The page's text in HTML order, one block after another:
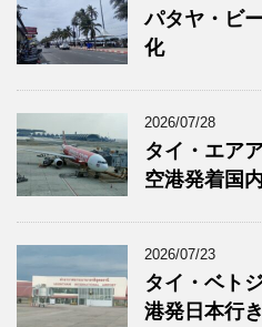
パタヤ・ビ
化
2026/07/28
タイ・エア
空港発着国
2026/07/23
タイ・ベト
港発日本行